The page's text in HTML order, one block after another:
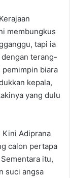
membungkus
tapi ia
terang-
pemimpin biara
kepala,
yang dulu
Kini Adiprana
calon pertapa
itu,
suci angsa